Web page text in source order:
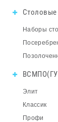
Столовые
Наборы
Элит
Классик
Профи